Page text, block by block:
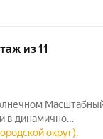
из 11
в динамично
«Царёвоокруг).